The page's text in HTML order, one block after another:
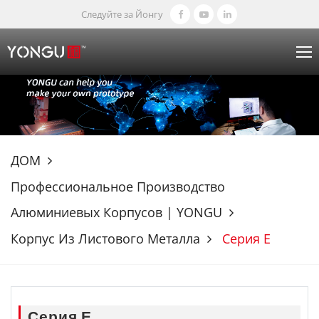
Следуйте за Йонгу
ДОМ
Профессиональное Производство
Алюминиевых Корпусов | YONGU
Корпус Из Листового Металла
Серия Е